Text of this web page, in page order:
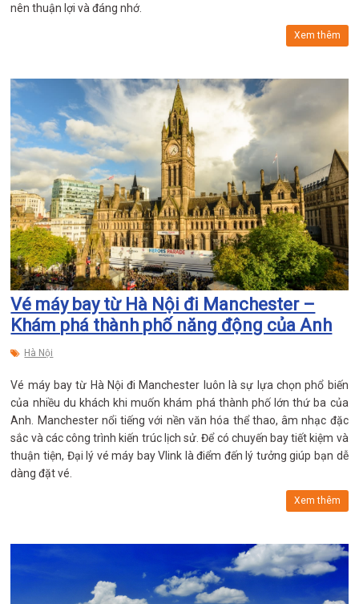
nên thuận lợi và đáng nhớ.
Xem thêm
Vé máy bay từ Hà Nội đi Manchester –
Khám phá thành phố năng động của Anh
Hà Nội
Vé máy bay từ Hà Nội đi Manchester luôn là sự lựa chọn phổ biến
của nhiều du khách khi muốn khám phá thành phố lớn thứ ba của
Anh. Manchester nổi tiếng với nền văn hóa thể thao, âm nhạc đặc
sắc và các công trình kiến trúc lịch sử. Để có chuyến bay tiết kiệm và
thuận tiện, Đại lý vé máy bay Vlink là điểm đến lý tưởng giúp bạn dễ
dàng đặt vé.
Xem thêm